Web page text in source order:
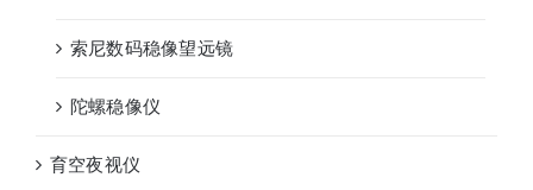
索尼数码稳像望远镜
陀螺稳像仪
育空夜视仪